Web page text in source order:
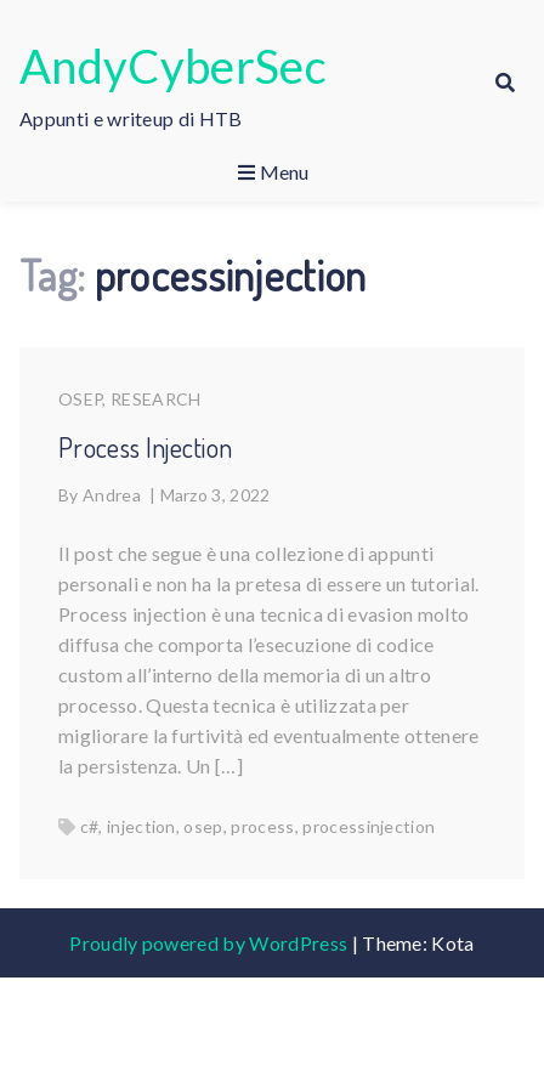
content
AndyCyberSec
Appunti e writeup di HTB
Menu
Tag: processinjection
OSEP, RESEARCH
Process Injection
By Andrea | Marzo 3, 2022
Il post che segue è una collezione di appunti
personali e non ha la pretesa di essere un tutorial.
Process injection è una tecnica di evasion molto
diffusa che comporta l’esecuzione di codice
custom all’interno della memoria di un altro
processo. Questa tecnica è utilizzata per
migliorare la furtività ed eventualmente ottenere
la persistenza. Un […]
c#, injection, osep, process, processinjection
Proudly powered by WordPress | Theme: Kota